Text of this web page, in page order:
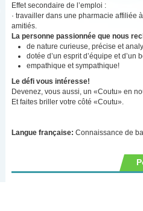
Effet secondaire de l’emploi :
· travailler dans une pharmacie affiliée
amitiés.
La personne passionnée que nous
de nature curieuse, précise et
dotée d’un esprit d’équipe et d’un
empathique et sympathique!
Le défi vous intéresse!
Devenez, vous aussi, un «Coutu» en
Et faites briller votre côté «Coutu».
Langue française: Connaissance de